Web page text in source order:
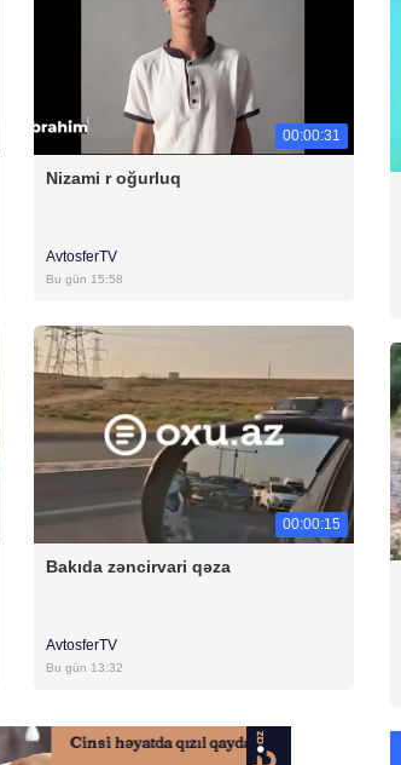
00:00:31
Nizami r oğurluq
AvtosferTV
Bu gün 15:58
00:00:15
Bakıda zəncirvari qəza
AvtosferTV
Bu gün 13:32